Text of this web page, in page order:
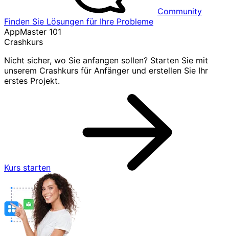
Community
Finden Sie Lösungen für Ihre Probleme
AppMaster 101
Crashkurs
Nicht sicher, wo Sie anfangen sollen? Starten Sie mit
unserem Crashkurs für Anfänger und erstellen Sie Ihr
erstes Projekt.
Kurs starten